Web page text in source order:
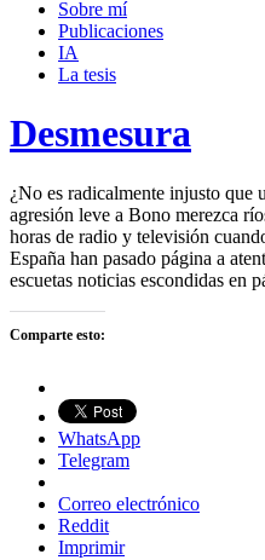
búsqueda
Sobre mí­
Publicaciones
IA
La tesis
Desmesura
¿No es radicalmente injusto que
agresión leve a Bono merezca
horas de radio y televisión
España han pasado página a
escuetas noticias escondidas en
Comparte esto:
WhatsApp
Telegram
Correo electrónico
Reddit
Imprimir